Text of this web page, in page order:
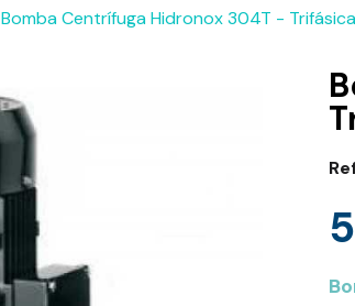
Bomba Centrífuga Hidronox 304T -